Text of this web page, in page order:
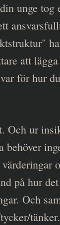
unge
att
för hur
Och ur
behöver
på hur
Och
tänker.